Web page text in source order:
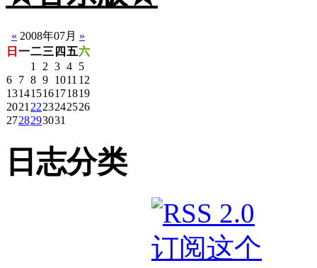
« 2008年07月 »
日 一二三 四 五六
1
2 3 4 5
6 7 8 9 1011 12
13141516171819
2021 2223242526
2728293031
日志分类